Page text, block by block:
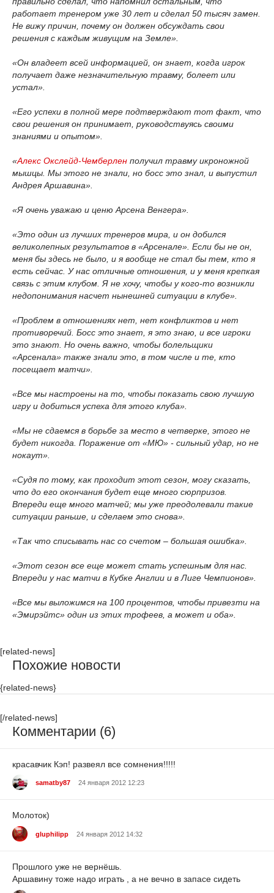
работает тренером уже 30 лет и сделал 50 тысяч замен.
Не вижу причин, почему он должен обсуждать свои
решения с каждым живущим на Земле».
«Он владеет всей информацией, он знает, когда игрок
получает даже незначительную травму, болеет или
устал».
«Его успехи в полной мере подтверждают тот факт, что
свои решения он принимает, руководствуясь своими
знаниями и опытом».
«Алекс Окслейд-Чемберлен получил травму икроножной
мышцы. Мы этого не знали, но босс это знал, и выпустил
Андрея Аршавина».
«Я очень уважаю и ценю Арсена Венгера».
«Это один из лучших тренеров мира, и он добился
великолепных результатов в «Арсенале». Если бы не он,
меня бы здесь не было, и я вообще не стал бы тем, кто я
есть сейчас. У нас отличные отношения, и у меня крепкая
связь с этим клубом. Я не хочу, чтобы у кого-то возникли
недопонимания насчет нынешней ситуации в клубе».
«Проблем в отношениях нет, нет конфликтов и нет
противоречий. Босс это знает, я это знаю, и все игроки
это знают. Но очень важно, чтобы болельщики
«Арсенала» также знали это, в том числе и те, кто
посещает матчи».
«Все мы настроены на то, чтобы показать свою лучшую
игру и добиться успеха для этого клуба».
«Мы не сдаемся в борьбе за место в четверке, этого не
будет никогда. Поражение от «МЮ» - сильный удар, но не
нокаут».
«Судя по тому, как проходит этот сезон, могу сказать,
что до его окончания будет еще много сюрпризов.
Впереди еще много матчей; мы уже преодолевали такие
ситуации раньше, и сделаем это снова».
«Так что списывать нас со счетом – большая ошибка».
«Этот сезон все еще может стать успешным для нас.
Впереди у нас матчи в Кубке Англии и в Лиге Чемпионов».
«Все мы выложимся на 100 процентов, чтобы привезти на
«Эмирэйтс» один из этих трофеев, а может и оба».
[related-news]
Похожие новости
{related-news}
[/related-news]
Комментарии (6)
красавчик Кэп! развеял все сомнения!!!!!
samatby87 24 января 2012 12:23
Молоток)
gluphilipp 24 января 2012 14:32
Прошлого уже не вернёшь.
Аршавину тоже надо играть , а не вечно в запасе сидеть